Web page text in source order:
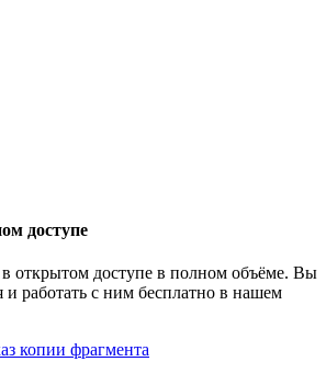
доступе
открытом доступе в полном объёме. Вы
и работать с ним бесплатно в нашем
копии фрагмента